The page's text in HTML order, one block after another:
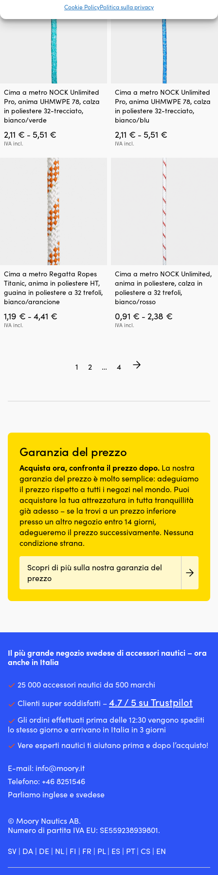
Cookie PolicyPolitica sulla privacy
del
prodotto
4,41 €
pagina
del
prodotto
Questo
prodotto
ha
più
varianti.
Le
opzioni
Cima a metro NOCK Unlimited
Pro, anima UHMWPE 78, calza
in poliestere 32-trecciato,
bianco/verde
2,11 € - 5,51 €
da
2,11 €
a
5,51 €
IVA incl.
Questo
prodotto
ha
più
varianti.
Le
opzioni
Cima a metro NOCK Unlimited
Pro, anima UHMWPE 78, calza
in poliestere 32-trecciato,
bianco/blu
2,11 € - 5,51 €Fascia
IVA incl.
Questo
prodotto
ha
più
varianti.
Le
opzioni
Cima a metro Regatta Ropes
Titanic, anima in poliestere HT,
guaina in poliestere a 32 trefoli,
bianco/arancione
1,19 € - 4,41 €
4,41 €
IVA incl.
Questo
prodotto
ha
più
varianti.
Le
opzioni
nella
pagina
Cima a metro NOCK Unlimited,
anima in poliestere, calza in
poliestere a 32 trefoli,
bianco/rosso
0,91 € - 2,38 €Fascia
IVA incl.
1 2 … 4
Garanzia del prezzo
Acquista ora, confronta il prezzo dopo. La nostra
garanzia del prezzo è molto semplice: adeguiamo
il prezzo rispetto a tutti i negozi nel mondo. Puoi
acquistare la tua attrezzatura in tutta tranquillità
già adesso – se la trovi a un prezzo inferiore
presso un altro negozio entro 14 giorni,
adegueremo il prezzo successivamente. Nessuna
condizione strana.
Scopri di più sulla nostra garanzia del
prezzo
Il più grande negozio svedese di accessori nautici – ora
anche in Italia
25 000 accessori nautici da 500 marchi
Clienti super soddisfatti –4.7 / 5 su Trustpilot
Gli ordini effettuati prima delle 12:30 vengono spediti
lo stesso giorno e arrivano in Italia in 3 giorni
Vere esperti nautici ti aiutano prima e dopo l’acquisto!
E-mail: info@moory.it
Telefono: +46 8251546
Parliamo inglese e svedese
© Moory Nautics AB.
Numero di partita IVA EU: SE559238939801.
SV | DA | DE | NL| FI | FR | PL| ES | PT| CS | EN